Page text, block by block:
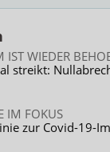
IST WIEDER
streikt:
IM FOKUS
zur Covid-19-